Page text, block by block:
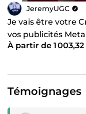
JeremyUGC
Je vais être votre
vos publicités Meta
À partir de 1 003,32
Témoignages